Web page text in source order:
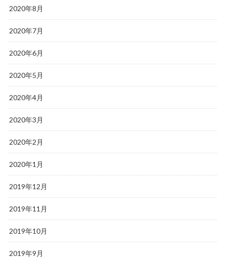
2020年8月
2020年7月
2020年6月
2020年5月
2020年4月
2020年3月
2020年2月
2020年1月
2019年12月
2019年11月
2019年10月
2019年9月